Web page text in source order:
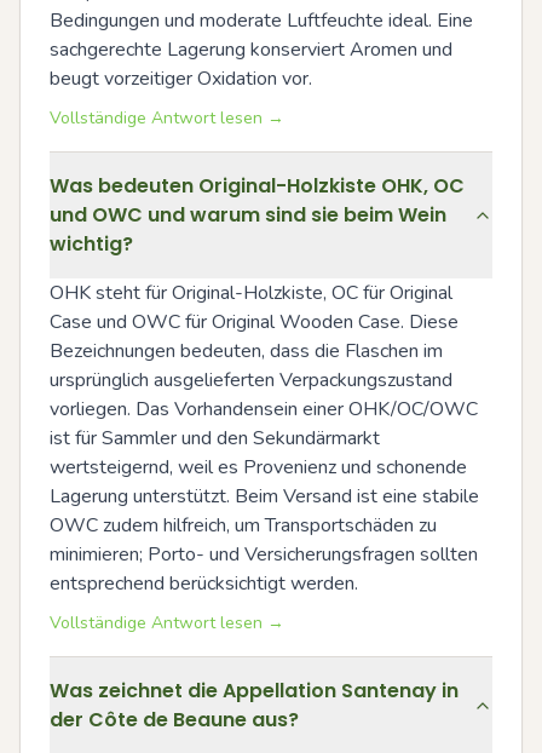
Bedingungen und moderate Luftfeuchte ideal. Eine
sachgerechte Lagerung konserviert Aromen und
beugt vorzeitiger Oxidation vor.
Vollständige Antwort lesen →
Was bedeuten Original-Holzkiste OHK, OC
und OWC und warum sind sie beim Wein
wichtig?
OHK steht für Original-Holzkiste, OC für Original
Case und OWC für Original Wooden Case. Diese
Bezeichnungen bedeuten, dass die Flaschen im
ursprünglich ausgelieferten Verpackungszustand
vorliegen. Das Vorhandensein einer OHK/OC/OWC
ist für Sammler und den Sekundärmarkt
wertsteigernd, weil es Provenienz und schonende
Lagerung unterstützt. Beim Versand ist eine stabile
OWC zudem hilfreich, um Transportschäden zu
minimieren; Porto- und Versicherungsfragen sollten
entsprechend berücksichtigt werden.
Vollständige Antwort lesen →
Was zeichnet die Appellation Santenay in
der Côte de Beaune aus?